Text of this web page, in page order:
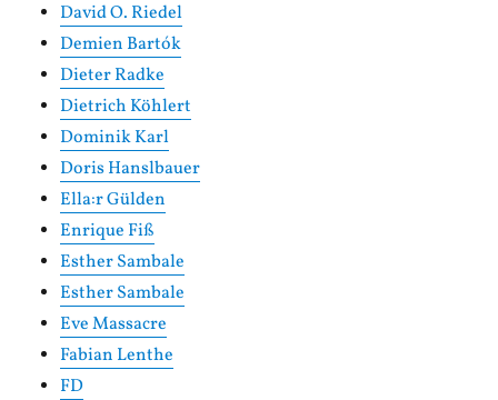
David O. Riedel
Demien Bartók
Dieter Radke
Dietrich Köhlert
Dominik Karl
Doris Hanslbauer
Ella:r Gülden
Enrique Fiß
Esther Sambale
Esther Sambale
Eve Massacre
Fabian Lenthe
FD